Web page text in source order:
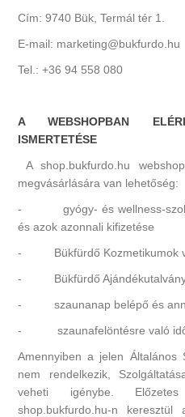
Cím: 9740 Bük, Termál tér 1.
E-mail: marketing@bukfurdo.hu
Tel.: +36 94 558 080
A WEBSHOPBAN
ISMERTETÉSE
A shop.bukfurdo.hu
megvásárlására van lehetőség:
- gyógy- és wellness-
és azok azonnali kifizetése
- Bükfürdő Kozmetikumok
- Bükfürdő Ajándékutalvány
- szaunanap belépő és
- szaunafelöntésre való
Amennyiben a jelen Általános
nem rendelkezik,
veheti igénybe.
shop.bukfurdo.hu-n keresztül